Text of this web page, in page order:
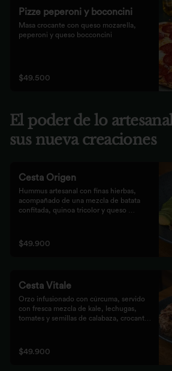
Pizze peperoni y boconcini
Masa crocante con queso mozarella,
peperoni y queso bocconcini
$49.500
El poder de lo
sus nueva creaciones
Cesta Origen
Hummus artesanal con finas hierbas,
acompañado de una mezcla de batata
confitada, quinoa tricolor y queso
$49.900
Cesta Vitale
Orzo infusionado con cúrcuma, servido
con fresca mezcla de kale, lechugas,
tomates y semillas de calabaza, crocante
$49.900